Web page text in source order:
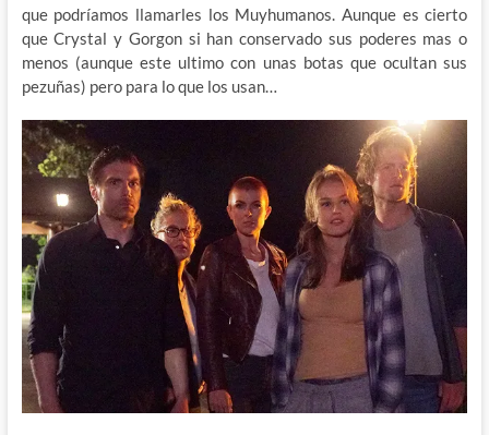
que podríamos llamarles los Muyhumanos. Aunque es cierto
que Crystal y Gorgon si han conservado sus poderes mas o
menos (aunque este ultimo con unas botas que ocultan sus
pezuñas) pero para lo que los usan…